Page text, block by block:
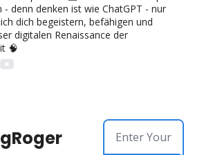
- denn denken ist wie ChatGPT - nur
dich begeistern, befähigen und
digitalen Renaissance der
🧠